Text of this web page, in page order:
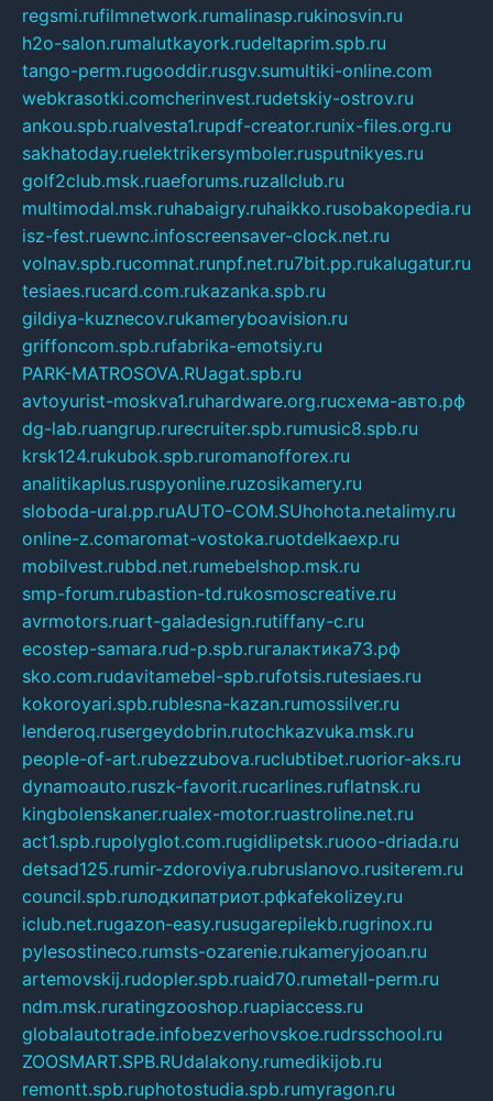
regsmi.rufilmnetwork.rumalinasp.rukinosvin.ru
h2o-salon.rumalutkayork.rudeltaprim.spb.ru
tango-perm.rugooddir.rusgv.sumultiki-online.com
webkrasotki.comcherinvest.rudetskiy-ostrov.ru
ankou.spb.rualvesta1.rupdf-creator.runix-files.org.ru
sakhatoday.ruelektrikersymboler.rusputnikyes.ru
golf2club.msk.ruaeforums.ruzallclub.ru
multimodal.msk.ruhabaigry.ruhaikko.rusobakopedia.ru
isz-fest.ruewnc.infoscreensaver-clock.net.ru
volnav.spb.rucomnat.runpf.net.ru7bit.pp.rukalugatur.ru
tesiaes.rucard.com.rukazanka.spb.ru
gildiya-kuznecov.rukameryboavision.ru
griffoncom.spb.rufabrika-emotsiy.ru
PARK-MATROSOVA.RUagat.spb.ru
avtoyurist-moskva1.ruhardware.org.ruсхема-авто.рф
dg-lab.ruangrup.rurecruiter.spb.rumusic8.spb.ru
krsk124.rukubok.spb.ruromanofforex.ru
analitikaplus.ruspyonline.ruzosikamery.ru
sloboda-ural.pp.ruAUTO-COM.SUhohota.netalimy.ru
online-z.comaromat-vostoka.ruotdelkaexp.ru
mobilvest.rubbd.net.rumebelshop.msk.ru
smp-forum.rubastion-td.rukosmoscreative.ru
avrmotors.ruart-galadesign.rutiffany-c.ru
ecostep-samara.rud-p.spb.ruгалактика73.рф
sko.com.rudavitamebel-spb.rufotsis.rutesiaes.ru
kokoroyari.spb.rublesna-kazan.rumossilver.ru
lenderoq.rusergeydobrin.rutochkazvuka.msk.ru
people-of-art.rubezzubova.ruclubtibet.ruorior-aks.ru
dynamoauto.ruszk-favorit.rucarlines.ruflatnsk.ru
kingbolenskaner.rualex-motor.ruastroline.net.ru
act1.spb.rupolyglot.com.rugidlipetsk.ruooo-driada.ru
detsad125.rumir-zdoroviya.rubruslanovo.rusiterem.ru
council.spb.ruлодкипатриот.рфkafekolizey.ru
iclub.net.rugazon-easy.rusugarepilekb.rugrinox.ru
pylesostineco.rumsts-ozarenie.rukameryjooan.ru
artemovskij.rudopler.spb.ruaid70.rumetall-perm.ru
ndm.msk.ruratingzooshop.ruapiaccess.ru
globalautotrade.infobezverhovskoe.rudrsschool.ru
ZOOSMART.SPB.RUdalakony.rumedikijob.ru
remontt.spb.ruphotostudia.spb.rumyragon.ru